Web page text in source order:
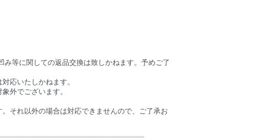
等に関しての返品交換は致しかねます。予めご了
応いたしかねます。
外でございます。
それ以外の場合は対応できませんので、ご了承お